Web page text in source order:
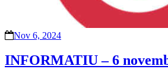
Nov 6, 2024
INFORMATIU – 6